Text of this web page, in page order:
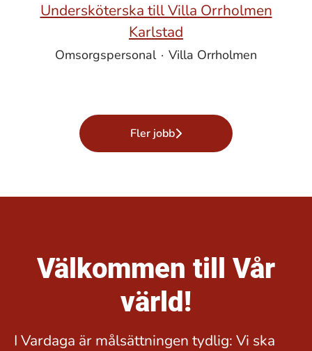
Undersköterska till Villa Orrholmen
Karlstad
Omsorgspersonal · Villa Orrholmen
Fler jobb
Välkommen till Vår
värld!
I Vardaga är målsättningen tydlig: Vi ska